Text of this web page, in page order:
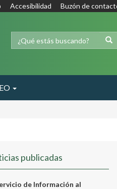
Accesibilidad Buzón de
publicadas
de Información al